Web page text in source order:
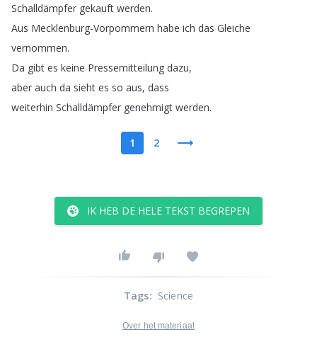
Schalldämpfer gekauft werden.
Aus Mecklenburg-Vorpommern habe ich das Gleiche
vernommen.
Da gibt es keine Pressemitteilung dazu,
aber auch da sieht es so aus, dass
weiterhin Schalldämpfer genehmigt werden.
1 2
IK HEB DE HELE TEKST BEGREPEN
Tags: Science
Over het materiaal